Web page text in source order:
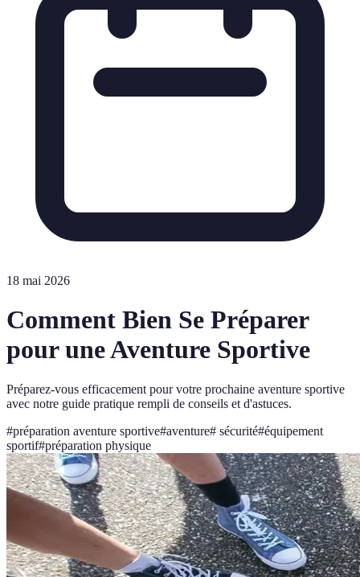
18 mai 2026
Comment Bien Se Préparer
pour une Aventure Sportive
Préparez-vous efficacement pour votre prochaine aventure sportive
avec notre guide pratique rempli de conseils et d'astuces.
#préparation aventure sportive#aventure# sécurité#équipement
sportif#préparation physique